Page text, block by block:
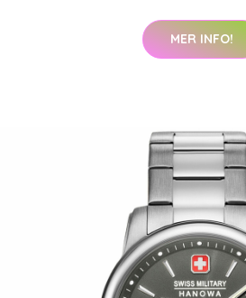
MER INFO!